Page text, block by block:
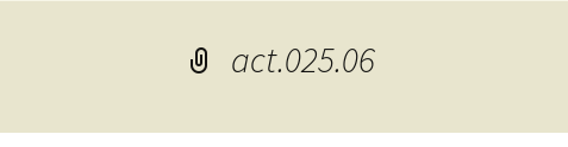
Prévention sociale
Prévention éducative
act.025.06